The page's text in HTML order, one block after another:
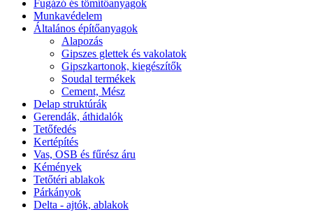
Fugázó és tömítőanyagok
Munkavédelem
Általános építőanyagok
Alapozás
Gipszes glettek és vakolatok
Gipszkartonok, kiegészítők
Soudal termékek
Cement, Mész
Delap struktúrák
Gerendák, áthidalók
Tetőfedés
Kertépítés
Vas, OSB és fűrész áru
Kémények
Tetőtéri ablakok
Párkányok
Delta - ajtók, ablakok